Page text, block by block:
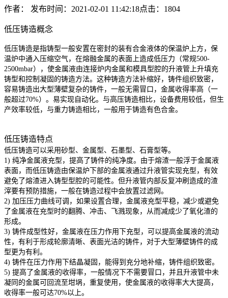
作者： 发布时间：2021-02-01 11:42:18点击：1804
低压铸造概念
低压铸造是指铸型一般安置在密封的装有合金液体的保温炉上方，保
温炉中通入压缩空气，在熔融金属的表面上造成低压力（常规500-
2500mbar），使金属液由连接炉内金属和模具型腔的升液管上升填充
铸型和控制凝固的铸造方法。这种铸造方法补缩好，铸件组织致密，
容易铸造出大型薄壁复杂的铸件，一般无需冒口，金属收得率高（一
般超过70%）。易实现自动化。与高压铸造相比，设备费用较低，但生
产效率较低，与重力铸造相比，一般用于铸造有色合金。
低压铸造特点
低压铸造可以采用砂型、金属型、石墨型、石膏型等。
1) 纯净金属液充型，提高了铸件的纯净度。由于熔渣一般浮于金属液
表面，而低压铸造由保温炉下部的金属液通过升液管实现充型，有效
避免了熔渣进入铸型型腔的可能性。但升液管内部反复冲刷造成的渣
滓要有预防措施，一般在铸造过程中会放置过滤网。
2) 加压压力曲线可调，如果设置合理，金属液充型平稳，减少或避免
了金属液在充型时的翻腾、冲击、飞溅现象，从而减成少了氧化渣的
形成。
3) 铸件成型性好，金属液在压力作用下充型，可以提高金属液的流动
性，有利于形成轮廓清晰、表面光洁的铸件，对于大型薄壁铸件的成
型更为有利。
4) 铸件在压力作用下结晶凝固，能得到充分地补缩，铸件组织致密。
5) 提高了金属液的收得率，一般情况下不需要冒口，并且升液管中未
凝同的金属可回流至坩埚，重复使用，使金属液的收得率大大提高，
收得率一般可达70%以上。